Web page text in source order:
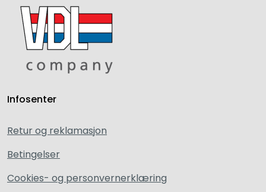
Infosenter
Retur og reklamasjon
Betingelser
Cookies- og personvernerklæring